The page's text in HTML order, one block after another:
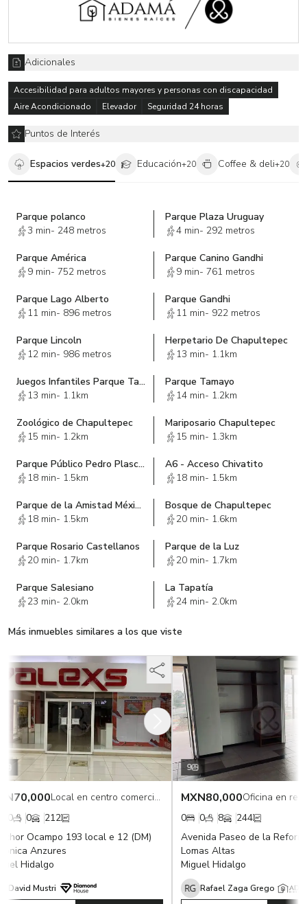
Adicionales
Accesibilidad para adultos mayores y personas con discapacidad
Aire Acondicionado
Elevador Seguridad 24 horas
Puntos de Interés
Espacios verdes+20 Educación+20 Coffee & deli+20
Parque polanco
3 min- 248 metros
Parque Plaza Uruguay
4 min- 292 metros
Parque América
9 min- 752 metros
Parque Canino Gandhi
9 min- 761 metros
Parque Lago Alberto
11 min- 896 metros
Parque Gandhi
11 min- 922 metros
Parque Lincoln
12 min- 986 metros
Herpetario De Chapultepec
13 min- 1.1km
Juegos Infantiles Parque Tamayo
13 min- 1.1km
Parque Tamayo
14 min- 1.2km
Zoológico de Chapultepec
15 min- 1.2km
Mariposario Chapultepec
15 min- 1.3km
Parque Público Pedro Plascencia Salinas
18 min- 1.5km
A6 - Acceso Chivatito
18 min- 1.5km
Parque de la Amistad México - Azerbaiyán
18 min- 1.5km
Bosque de Chapultepec
20 min- 1.6km
Parque Rosario Castellanos
20 min- 1.7km
Parque de la Luz
20 min- 1.7km
Parque Salesiano
23 min- 2.0km
La Tapatía
24 min- 2.0km
Más inmuebles similares a los que viste
70,000
Local en centro comercial en renta
0
212
Ocampo 193 local e 12 (DM)
Anzures
Hidalgo
David Mustri
9
MXN80,000Oficina en renta
0 8
244
Avenida Paseo de la
Lomas Altas
Miguel Hidalgo
Rafael Zaga Grego